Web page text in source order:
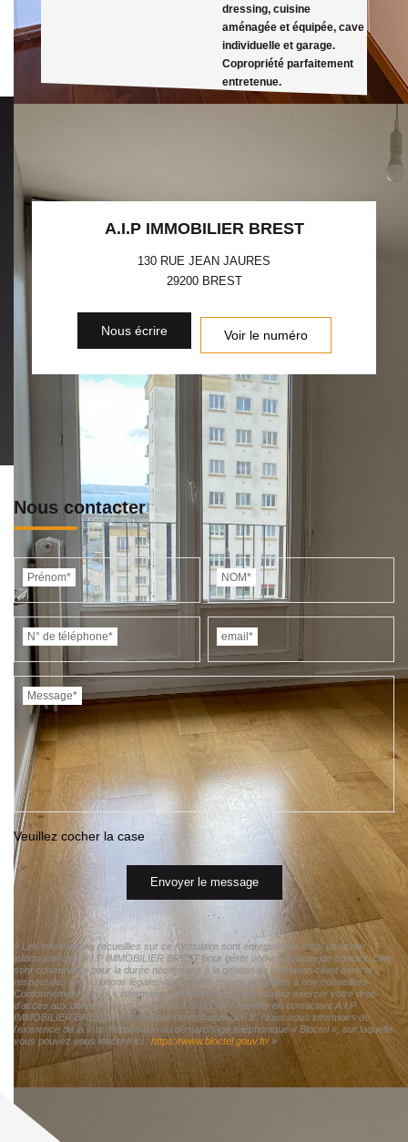
dressing, cuisine
aménagée et équipée, cave
individuelle et garage.
Copropriété parfaitement
entretenue.
A.I.P IMMOBILIER BREST
130 RUE JEAN JAURES
29200 BREST
Nous écrire Voir le numéro
Nous contacter
Prénom* NOM*
N° de téléphone* email*
Message*
Veuillez cocher la case
Envoyer le message
« Les informations recueillies sur ce formulaire sont enregistrées dans un fichier
informatisé par A.I.P IMMOBILIER BREST pour gérer votre demande de contact. Elles
sont conservées pour la durée nécessaire à la gestion de la relation client dans le
respect des prescriptions légales applicables et sont destinées à nos conseillers
Conformément à la loi « informatique et libertés », vous pouvez exercer votre droit
d'accès aux données vous concernant et les faire rectifier en contactant A.I.P
IMMOBILIER BREST aip-immobilier-brest@wanadoo.fr. Nous vous informons de
l'existence de la liste d'opposition au démarchage téléphonique « Bloctel », sur laquelle
vous pouvez vous inscrire ici :https://www.bloctel.gouv.fr/»